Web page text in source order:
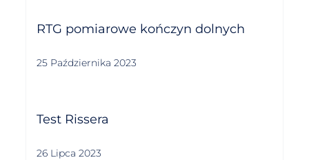
RTG pomiarowe kończyn dolnych
25 Października 2023
Test Rissera
26 Lipca 2023